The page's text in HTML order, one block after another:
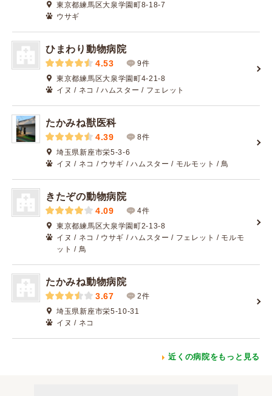
東京都練馬区大泉学園町8-18-7
ウサギ
ひまわり動物病院
4.53
9件
東京都練馬区大泉学園町4-21-8
イヌ / ネコ / ハムスター / フェレット
たかみね獣医科
4.39
8件
埼玉県新座市栄5-3-6
イヌ / ネコ / ウサギ / ハムスター / モルモット / 鳥
きたぞの動物病院
4.09
4件
東京都練馬区大泉学園町2-13-8
イヌ / ネコ / ウサギ / ハムスター / フェレット / モルモ
ット / 鳥
たかみね動物病院
3.67
2件
埼玉県新座市栄5-10-31
イヌ / ネコ
近くの病院をもっと見る